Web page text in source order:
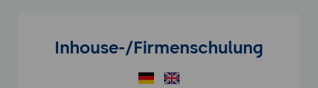
Inhouse-/Firmenschulung